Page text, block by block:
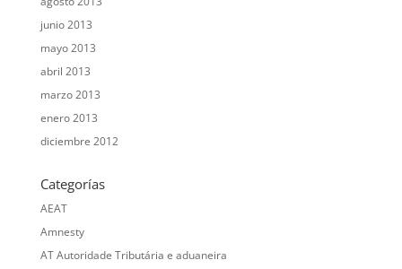
junio 2013
mayo 2013
abril 2013
marzo 2013
enero 2013
diciembre 2012
Categorías
AEAT
Amnesty
AT Autoridade Tributária e aduaneira